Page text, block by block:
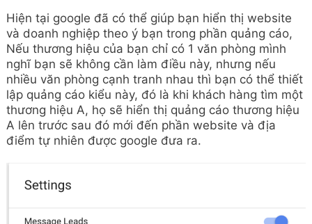
Hiện tại google đã có thể giúp bạn hiển thị website
và doanh nghiệp theo ý bạn trong phần quảng cáo,
Nếu thương hiệu của bạn chỉ có 1 văn phòng mình
nghĩ bạn sẽ không cần làm điều này, nhưng nếu
nhiều văn phòng cạnh tranh nhau thì bạn có thể thiết
lập quảng cáo kiểu này, đó là khi khách hàng tìm một
thương hiệu A, họ sẽ hiển thị quảng cáo thương hiệu
A lên trước sau đó mới đến phần website và địa
điểm tự nhiên được google đưa ra.